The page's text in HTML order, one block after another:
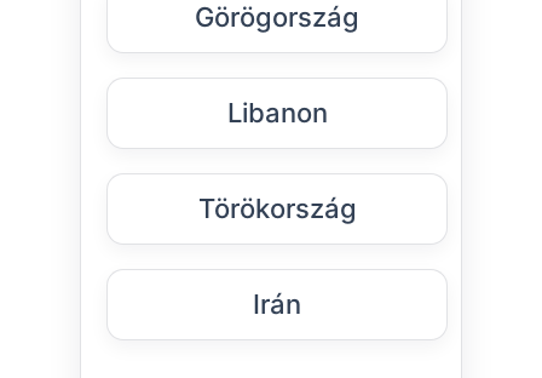
Görögország
Libanon
Törökország
Irán